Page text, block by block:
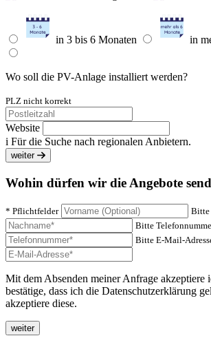
in 3 bis 6 Monaten in
Wo soll die PV-Anlage installiert werden?
PLZ nicht korrekt
Website
i Für die Suche nach regionalen Anbietern.
weiter
Wohin dürfen wir die Angebote
* Pflichtfelder
Bitte
Bitte
Bitte E-Mail-
Mit dem Absenden meiner Anfrage akzeptiere
bestätige, dass ich die Datenschutzerklärung
akzeptiere diese.